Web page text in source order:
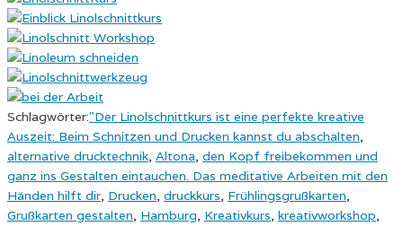
Schlagwörter:"Der Linolschnittkurs ist eine perfekte kreative
Auszeit: Beim Schnitzen und Drucken kannst du abschalten,
alternative drucktechnik, Altona, den Kopf freibekommen und
ganz ins Gestalten eintauchen. Das meditative Arbeiten mit den
Händen hilft dir, Drucken, druckkurs, Frühlingsgrußkarten,
Grußkarten gestalten, Hamburg, Kreativkurs, kreativworkshop,